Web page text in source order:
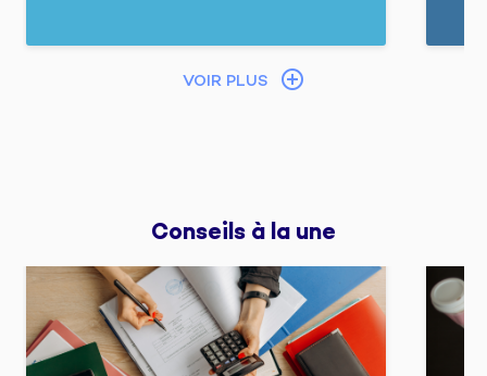
VOIR PLUS
Conseils à la une